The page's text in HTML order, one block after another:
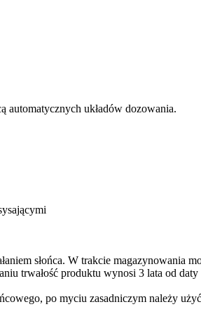
automatycznych układów dozowania.
słońca. W trakcie magazynowania
trwałość produktu wynosi 3 lata od
po myciu zasadniczym należy